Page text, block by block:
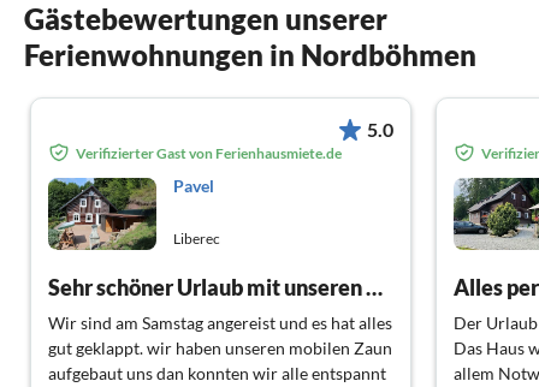
Gästebewertungen unserer
Ferienwohnungen in Nordböhmen
5.0
Verifizierter Gast von Ferienhausmiete.de
Pavel
Liberec
Sehr schöner Urlaub mit unseren 8 Tervueren
Wir sind am Samstag angereist und es hat alles
gut geklappt. wir haben unseren mobilen Zaun
aufgebaut uns dan konnten wir alle entspannt
Der
Das Haus
allem